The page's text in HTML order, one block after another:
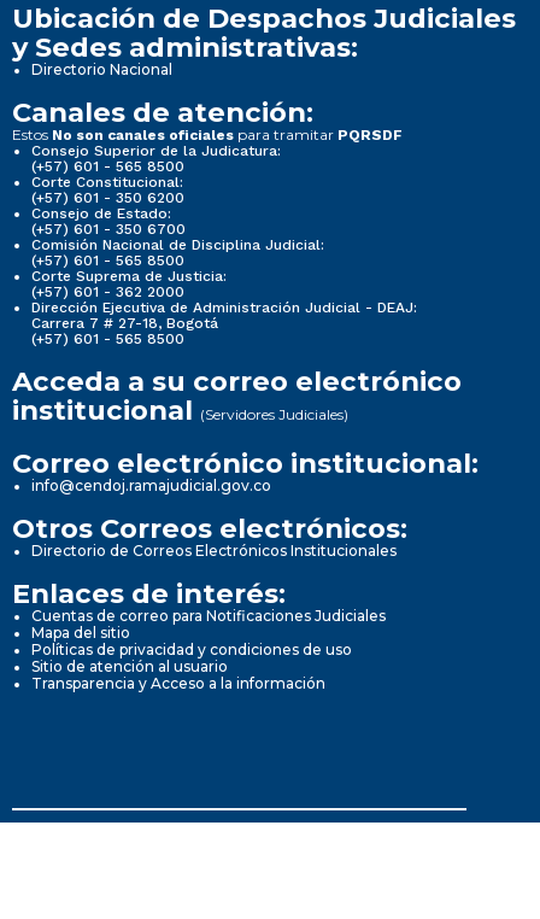
Ubicación de Despachos Judiciales
y Sedes administrativas:
Directorio Nacional
Canales de atención:
Estos No son canales oficiales para tramitar PQRSDF
Consejo Superior de la Judicatura:
(+57) 601 - 565 8500
Corte Constitucional:
(+57) 601 - 350 6200
Consejo de Estado:
(+57) 601 - 350 6700
Comisión Nacional de Disciplina Judicial:
(+57) 601 - 565 8500
Corte Suprema de Justicia:
(+57) 601 - 362 2000
Dirección Ejecutiva de Administración Judicial - DEAJ:
Carrera 7 # 27-18, Bogotá
(+57) 601 - 565 8500
Acceda a su correo electrónico
institucional (Servidores Judiciales)
Correo electrónico institucional:
info@cendoj.ramajudicial.gov.co
Otros Correos electrónicos:
Directorio de Correos Electrónicos Institucionales
Enlaces de interés:
Cuentas de correo para Notificaciones Judiciales
Mapa del sitio
Políticas de privacidad y condiciones de uso
Sitio de atención al usuario
Transparencia y Acceso a la información